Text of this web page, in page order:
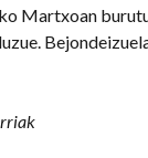
Martxoan